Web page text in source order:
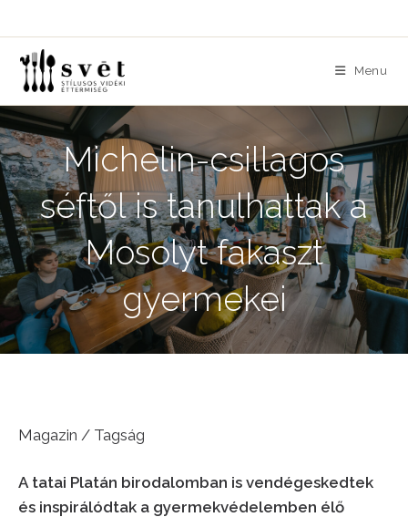
content
Menu
Michelin-csillagos
séftől is tanulhattak a
Mosolyt fakaszt
gyermekei
Magazin / Tagság
A tatai Platán birodalomban is vendégeskedtek
és inspirálódtak a gyermekvédelemben élő